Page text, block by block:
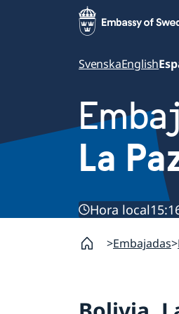
SvenskaEnglish
La
Hora local
Embajadas